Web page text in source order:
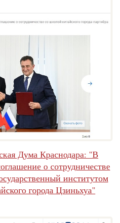
Дума Краснодара: "В
о сотрудничестве
институтом
города Цзиньхуа"